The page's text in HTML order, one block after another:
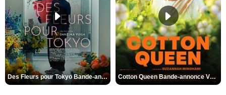
Des Fleurs pour Tokyo Bande-annonce VO STFR Cotton Queen Bande-annonce VO STFR